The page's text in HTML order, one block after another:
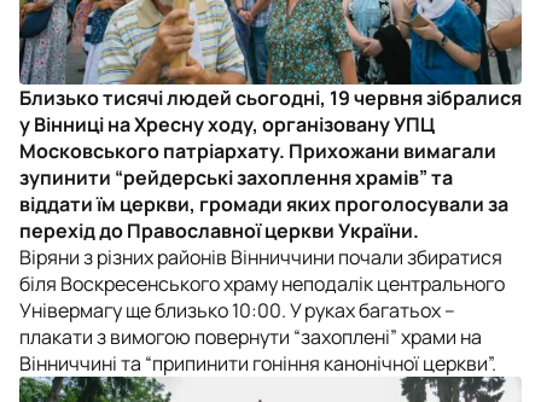
Близько тисячі людей сьогодні, 19 червня зібралися
у Вінниці на Хресну ходу, організовану УПЦ
Московського патріархату. Прихожани вимагали
зупинити “рейдерські захоплення храмів” та
віддати їм церкви, громади яких проголосували за
перехід до Православної церкви України.
Віряни з різних районів Вінниччини почали збиратися
біля Воскресенського храму неподалік центрального
Універмагу ще близько 10:00. У руках багатьох –
плакати з вимогою повернути “захоплені” храми на
Вінниччині та “припинити гоніння канонічної церкви”.